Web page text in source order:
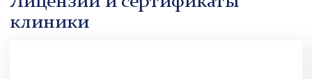
клиники